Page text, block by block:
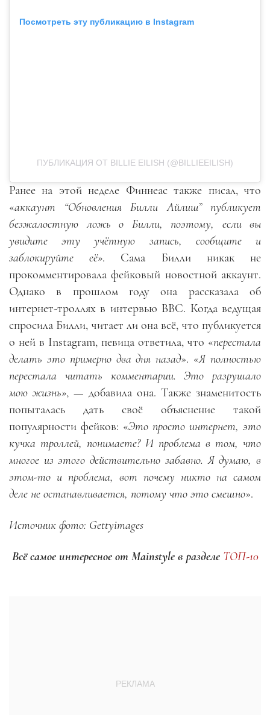
Посмотреть эту публикацию в Instagram
ПУБЛИКАЦИЯ ОТ BILLIE EILISH (@BILLIEEILISH)
Ранее на этой неделе Финнеас также писал, что
«аккаунт “Обновления Билли Айлиш” публикует
безжалостную ложь о Билли, поэтому, если вы
увидите эту учётную запись, сообщите и
заблокируйте её». Сама Билли никак не
прокомментировала фейковый новостной аккаунт.
Однако в прошлом году она рассказала об
интернет-троллях в интервью BBC. Когда ведущая
спросила Билли, читает ли она всё, что публикуется
о ней в Instagram, певица ответила, что «перестала
делать это примерно два дня назад». «Я полностью
перестала читать комментарии. Это разрушало
мою жизнь», — добавила она. Также знаменитость
попыталась дать своё объяснение такой
популярности фейков: «Это просто интернет, это
кучка троллей, понимаете? И проблема в том, что
многое из этого действительно забавно. Я думаю, в
этом-то и проблема, вот почему никто на самом
деле не останавливается, потому что это смешно».
Источник фото: Gettyimages
Всё самое интересное от Mainstyle в разделе ТОП-10